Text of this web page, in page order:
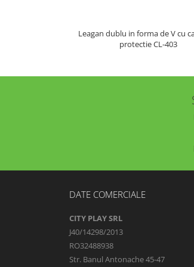
Leagan dublu in forma de V cu
protectie CL-403
DATE COMERCIALE
CITY PLAY SRL
J40/14298/2013
RO32488938
Str. Banul Antonache 45-47